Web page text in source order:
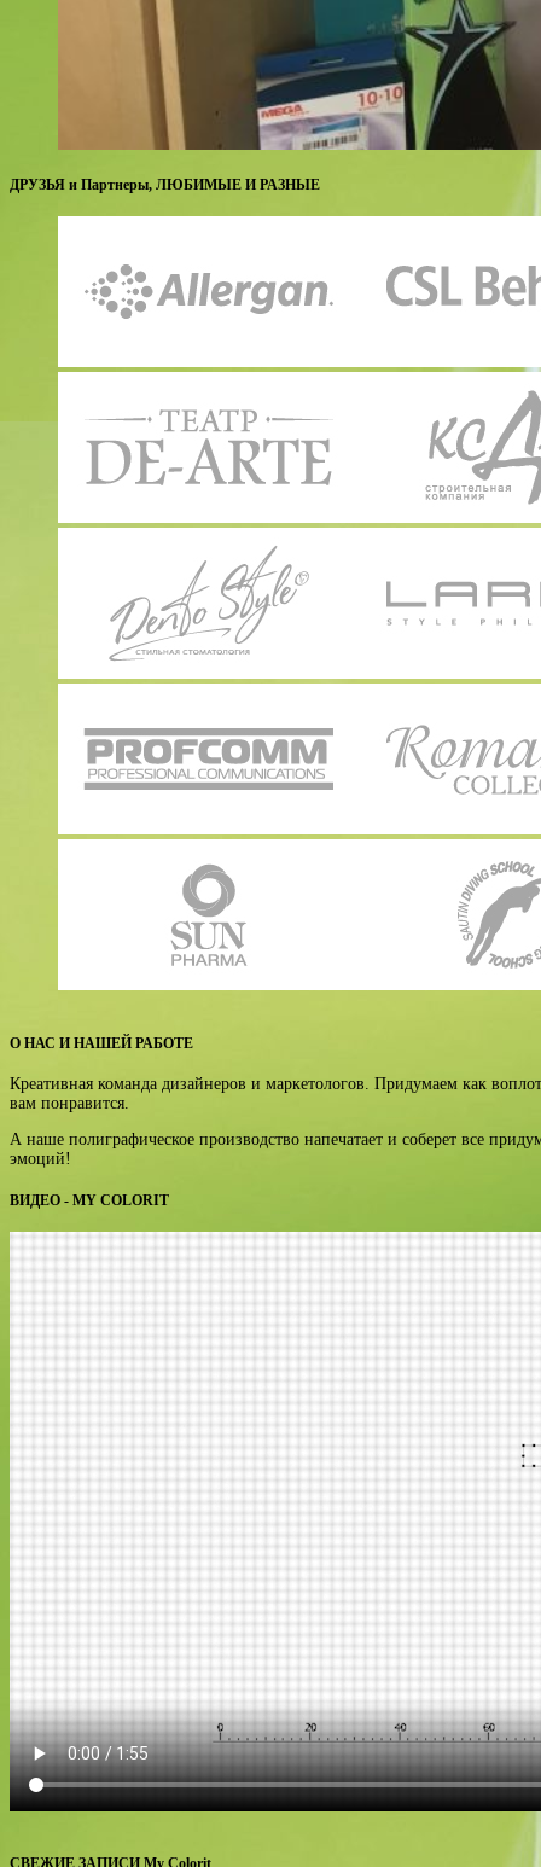
ДРУЗЬЯ и Партнеры, ЛЮБИМЫЕ И РАЗНЫЕ
О НАС И НАШЕЙ РАБОТЕ
Креативная команда дизайнеров и маркетологов. Придумаем как
вам понравится.
А наше полиграфическое производство напечатает и соберет все
эмоций!
ВИДЕО - MY COLORIT